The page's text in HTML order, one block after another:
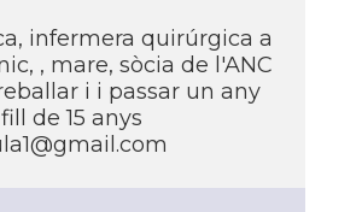
infermera quirúrgica a
, mare, sòcia de l'ANC
i i passar un any
de 15 anys